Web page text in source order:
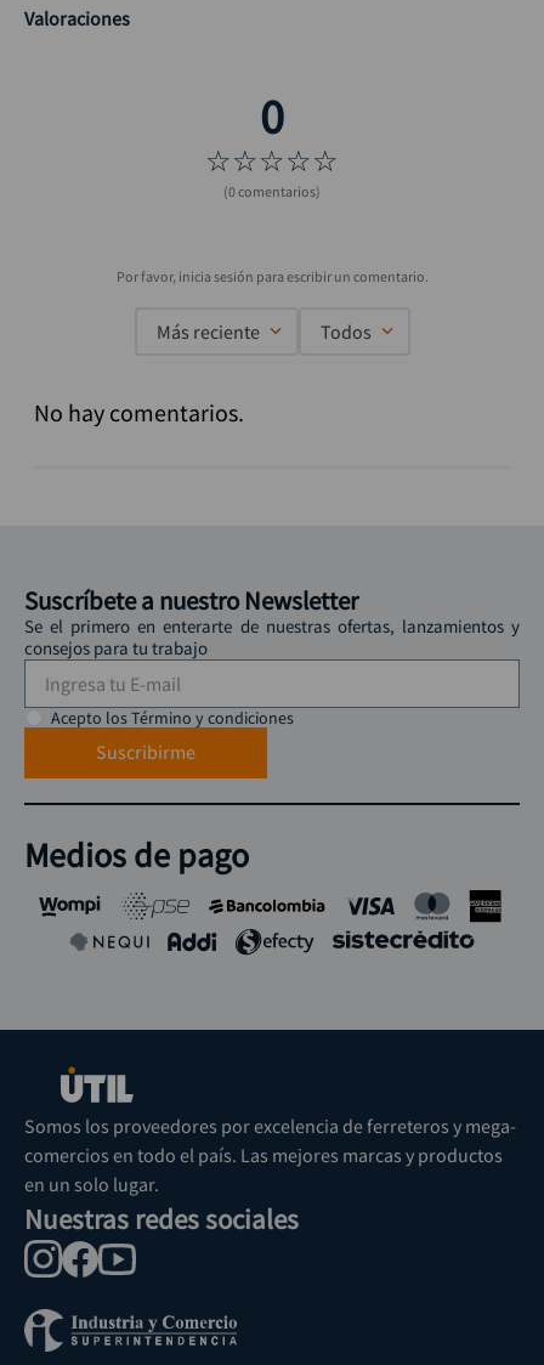
Valoraciones
☆☆☆☆☆
(0 comentarios)
Más reciente Todos
No hay comentarios.
Suscríbete a nuestro Newsletter
Se el primero en enterarte de nuestras ofertas, lanzamientos y
consejos para tu trabajo
Acepto los Término y condiciones
Suscribirme
Medios de pago
Somos los proveedores por excelencia de ferreteros y mega-
comercios en todo el país. Las mejores marcas y productos
en un solo lugar.
Nuestras redes sociales